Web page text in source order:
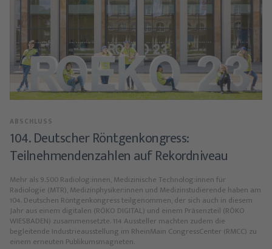
ABSCHLUSS
104. Deutscher Röntgenkongress:
Teilnehmendenzahlen auf Rekordniveau
Mehr als 9.500 Radiolog:innen, Medizinische Technolog:innen für
Radiologie (MTR), Medizinphysiker:innen und Medizinstudierende haben am
104. Deutschen Röntgenkongress teilgenommen, der sich auch in diesem
Jahr aus einem digitalen (RÖKO DIGITAL) und einem Präsenzteil (RÖKO
WIESBADEN) zusammensetzte. 114 Aussteller machten zudem die
begleitende Industrieausstellung im RheinMain CongressCenter (RMCC) zu
einem erneuten Publikumsmagneten.